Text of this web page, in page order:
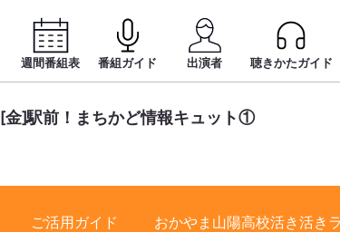
[金]駅前！まちかど情報キュット①
週間番組表 番組ガイド 出演者 聴きかたガイド
ご活用ガイド おかやま山陽高校活き活き